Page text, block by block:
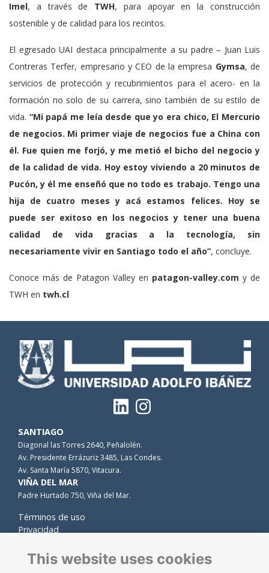
Imel, a través de TWH, para apoyar en la construcción
sostenible y de calidad para los recintos.
El egresado UAI destaca principalmente a su padre – Juan Luis
Contreras Terfer, empresario y CEO de la empresa Gymsa, de
servicios de protección y recubrimientos para el acero- en la
formación no solo de su carrera, sino también de su estilo de
vida. “Mi papá me leía desde que yo era chico, El Mercurio
de negocios. Mi primer viaje de negocios fue a China con
él. Fue quien me forjó, y me metió el bicho del negocio y
de la calidad de vida. Hoy estoy viviendo a 20 minutos de
Pucón, y él me enseñó que no todo es trabajo. Tengo una
hija de cuatro meses y acá estamos felices. Hoy se
puede ser exitoso en los negocios y tener una buena
calidad de vida gracias a la tecnología, sin
necesariamente vivir en Santiago todo el año”, concluye.
Conoce más de Patagon Valley en patagon-valley.com y de
TWH en twh.cl
SANTIAGO
Diagonal las Torres 2640, Peñalolén.
Av. Presidente Errázuriz 3485, Las Condes.
Av. Santa María 5870, Vitacura.
VIÑA DEL MAR
Padre Hurtado 750, Viña del Mar.
Términos de uso
Privacidad
Contacto
This website uses cookies